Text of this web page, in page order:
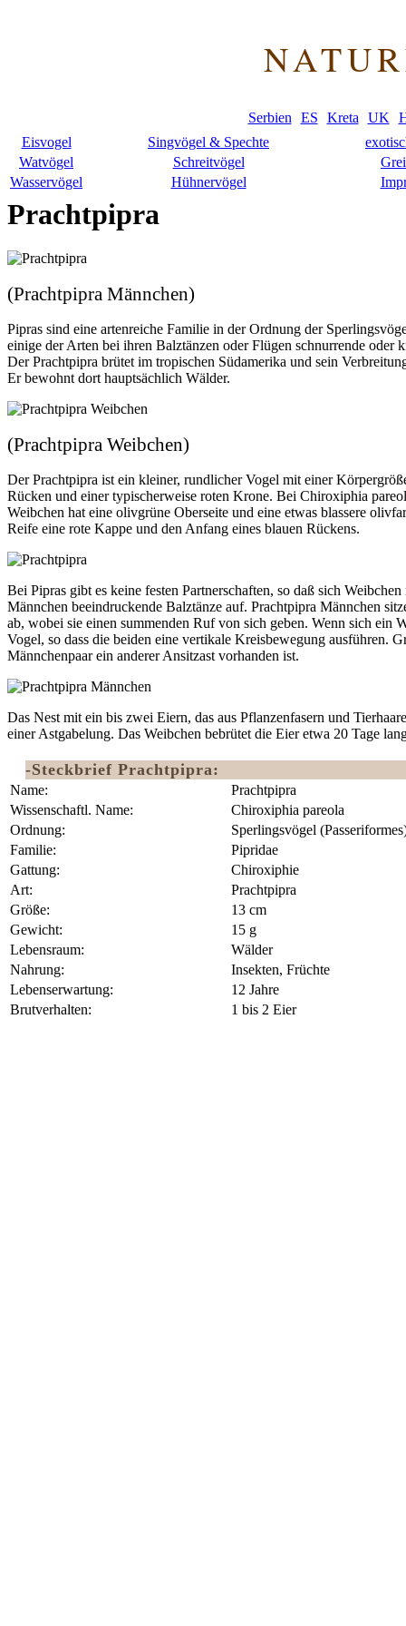
Serbien ES Kreta UK
Eisvogel
Singvögel & Spechte
Watvögel
Schreitvögel
Wasservögel
Hühnervögel
Prachtpipra
(Prachtpipra Männchen)
Pipras sind eine artenreiche Familie in der Ordnung der
einige der Arten bei ihren Balztänzen oder Flügen schnurrende oder
Der Prachtpipra brütet im tropischen Südamerika und sein
Er bewohnt dort hauptsächlich Wälder.
(Prachtpipra Weibchen)
Der Prachtpipra ist ein kleiner, rundlicher Vogel mit einer
Rücken und einer typischerweise roten Krone. Bei Chiroxiphia
Weibchen hat eine olivgrüne Oberseite und eine etwas blassere
Reife eine rote Kappe und den Anfang eines blauen Rückens.
Bei Pipras gibt es keine festen Partnerschaften, so daß sich
Männchen beeindruckende Balztänze auf. Prachtpipra Männchen
ab, wobei sie einen summenden Ruf von sich geben. Wenn sich ein
Vogel, so dass die beiden eine vertikale Kreisbewegung ausführen.
Männchenpaar ein anderer Ansitzast vorhanden ist.
Das Nest mit ein bis zwei Eiern, das aus Pflanzenfasern und
einer Astgabelung. Das Weibchen bebrütet die Eier etwa 20 Tage
-Steckbrief Prachtpipra:
Name:
Prachtpipra
Wissenschaftl. Name:
Chiroxiphia pareola
Ordnung:
Sperlingsvögel
Familie:
Pipridae
Gattung:
Chiroxiphie
Art:
Prachtpipra
Größe:
13 cm
Gewicht:
15 g
Lebensraum:
Wälder
Nahrung:
Insekten, Früchte
Lebenserwartung:
12 Jahre
Brutverhalten:
1 bis 2 Eier